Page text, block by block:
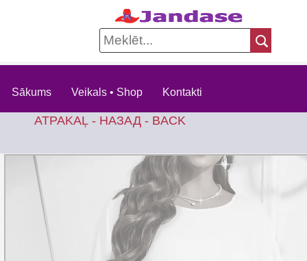
Sākums Veikals • Shop Kontakti
ATPAKAĻ - НАЗАД - BACK